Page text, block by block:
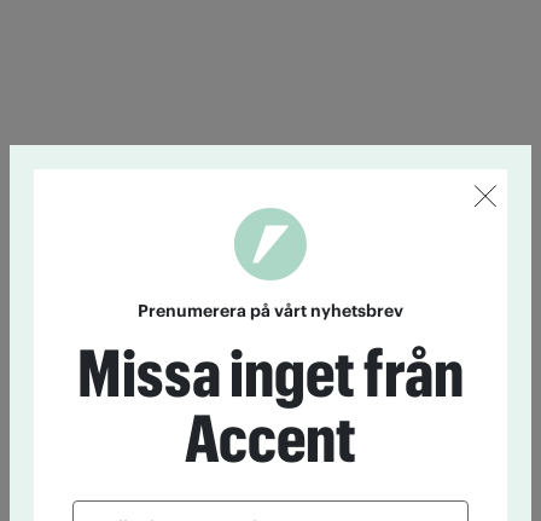
Prenumerera på vårt nyhetsbrev
Missa inget från
Accent